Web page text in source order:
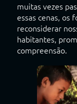
muitas vezes
essas cenas, os
reconsiderar
habitantes,
compreensão.